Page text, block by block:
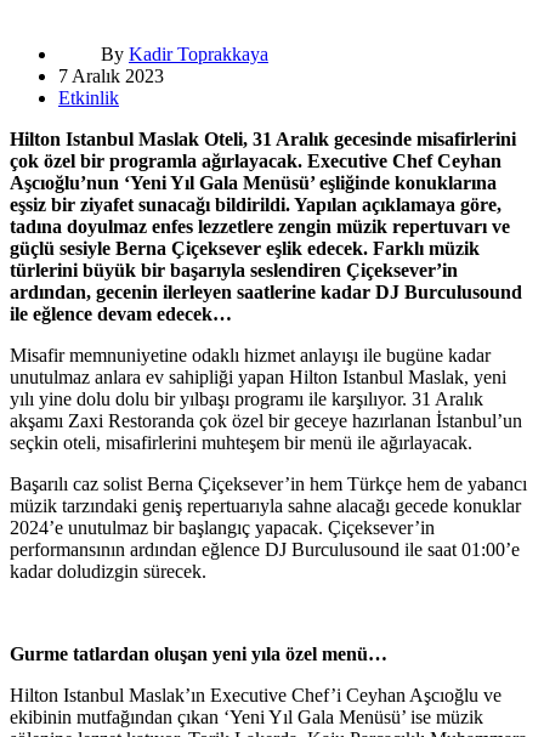
By Kadir Toprakkaya
7 Aralık 2023
Etkinlik
Hilton Istanbul Maslak Oteli, 31 Aralık gecesinde misafirlerini
çok özel bir programla ağırlayacak. Executive Chef Ceyhan
Aşcıoğlu’nun ‘Yeni Yıl Gala Menüsü’ eşliğinde konuklarına
eşsiz bir ziyafet sunacağı bildirildi. Yapılan açıklamaya göre,
tadına doyulmaz enfes lezzetlere zengin müzik repertuvarı ve
güçlü sesiyle Berna Çiçeksever eşlik edecek. Farklı müzik
türlerini büyük bir başarıyla seslendiren Çiçeksever’in
ardından, gecenin ilerleyen saatlerine kadar DJ Burculusound
ile eğlence devam edecek…
Misafir memnuniyetine odaklı hizmet anlayışı ile bugüne kadar
unutulmaz anlara ev sahipliği yapan Hilton Istanbul Maslak, yeni
yılı yine dolu dolu bir yılbaşı programı ile karşılıyor. 31 Aralık
akşamı Zaxi Restoranda çok özel bir geceye hazırlanan İstanbul’un
seçkin oteli, misafirlerini muhteşem bir menü ile ağırlayacak.
Başarılı caz solist Berna Çiçeksever’in hem Türkçe hem de yabancı
müzik tarzındaki geniş repertuarıyla sahne alacağı gecede konuklar
2024’e unutulmaz bir başlangıç yapacak. Çiçeksever’in
performansının ardından eğlence DJ Burculusound ile saat 01:00’e
kadar doludizgin sürecek.
Gurme tatlardan oluşan yeni yıla özel menü…
Hilton Istanbul Maslak’ın Executive Chef’i Ceyhan Aşcıoğlu ve
ekibinin mutfağından çıkan ‘Yeni Yıl Gala Menüsü’ ise müzik